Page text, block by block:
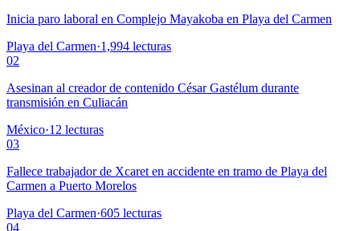
Inicia paro laboral en Complejo Mayakoba en Playa del Carmen
Playa del Carmen·1,994 lecturas
02
Asesinan al creador de contenido César Gastélum durante
transmisión en Culiacán
México·12 lecturas
03
Fallece trabajador de Xcaret en accidente en tramo de Playa del
Carmen a Puerto Morelos
Playa del Carmen·605 lecturas
04